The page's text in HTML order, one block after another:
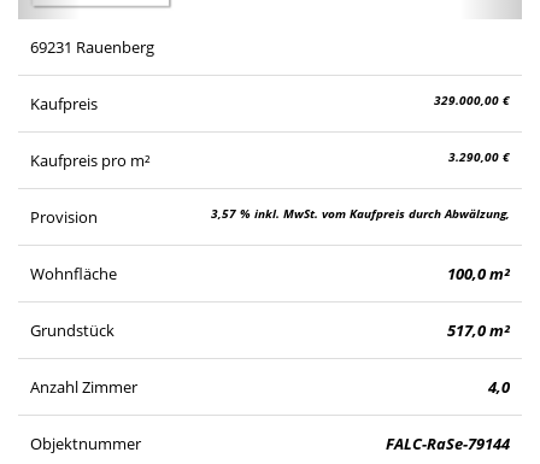
69231 Rauenberg
Kaufpreis 329.000,00 €
Kaufpreis pro m² 3.290,00 €
Provision
3,57 % inkl. MwSt. vom Kaufpreis durch Abwälzung,
Wohnfläche 100,0 m²
Grundstück 517,0 m²
Anzahl Zimmer 4,0
Objektnummer FALC-RaSe-79144